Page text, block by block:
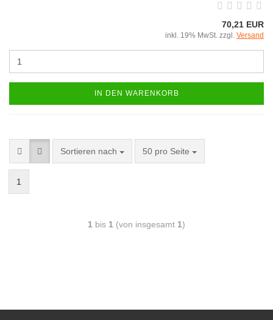
70,21 EUR
inkl. 19% MwSt. zzgl. Versand
IN DEN WARENKORB
Sortieren nach 50 pro Seite
1
1 bis 1 (von insgesamt 1)